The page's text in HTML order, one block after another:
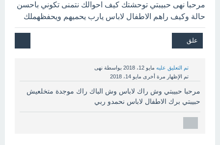
مرحبا نهى حبيبتي توحشتك كيف احوالك نتمنى تكوني باحسن
حالة وكيف راهم الاطفال لاباس يارب يحميهم ويحفظهملك
تم التعليق عليه مايو 12، 2018 بواسطة نهى
تم الإظهار مرة أخرى مايو 14، 2018
مرحبا حبيبتي وش راك لاباس وش الباك راك موجدة متخلعيش
حبيبتي برك الاطفال لاباس نحمدو ربي